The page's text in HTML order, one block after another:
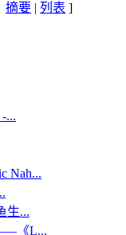
摘要 | 列表 ]
...
Nah...
生...
《L...